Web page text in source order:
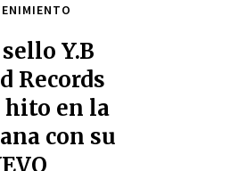
Y.B
Records
hito en la
con su